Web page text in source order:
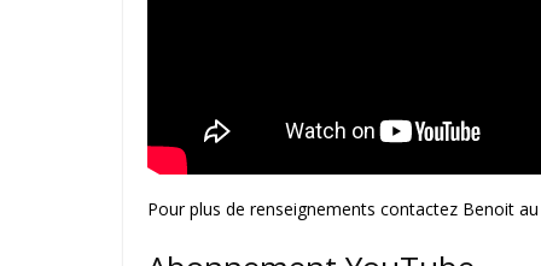
Pour plus de renseignements contactez Benoit au